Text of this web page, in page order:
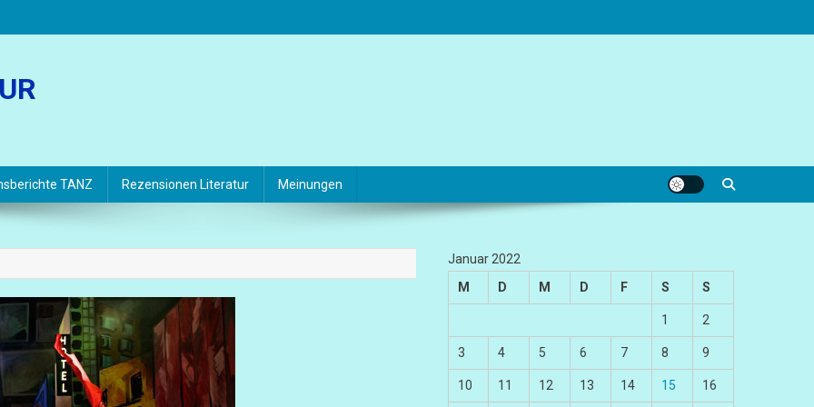
TANZ Rezensionen Literatur Meinungen
Januar 2022
M
D M D F S S
1 2
3 4 5 6 7 8 9
10 11 12 13 14 15 16